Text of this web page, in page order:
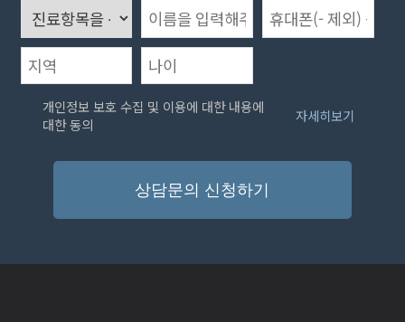
개인정보 보호 수집 및 이용에 대한 내용에
대한 동의
자세히보기
상담문의 신청하기